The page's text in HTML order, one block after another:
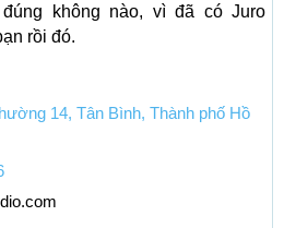
không nào, vì đã có Juro
rồi đó.
14, Tân Bình, Thành phố Hồ